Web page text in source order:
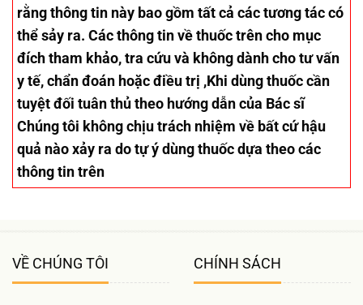
rằng thông tin này bao gồm tất cả các tương tác có
thể sảy ra. Các thông tin về thuốc trên cho mục
đích tham khảo, tra cứu và không dành cho tư vấn
y tế, chẩn đoán hoặc điều trị ,Khi dùng thuốc cần
tuyệt đối tuân thủ theo hướng dẫn của Bác sĩ
Chúng tôi không chịu trách nhiệm về bất cứ hậu
quả nào xảy ra do tự ý dùng thuốc dựa theo các
thông tin trên
VỀ CHÚNG TÔI CHÍNH SÁCH